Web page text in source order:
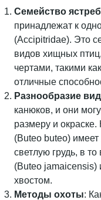
Семейство
принадлежат к
(Accipitridae). Это
видов хищных
чертами, такими
отличные
Разнообразие
канюков, и они
размеру и
(Buteo buteo)
светлую грудь, в
(Buteo jamaicensis)
хвостом.
Методы охоты: